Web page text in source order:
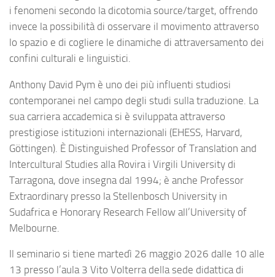
i fenomeni secondo la dicotomia source/target, offrendo
invece la possibilità di osservare il movimento attraverso
lo spazio e di cogliere le dinamiche di attraversamento dei
confini culturali e linguistici.
Anthony David Pym è uno dei più influenti studiosi
contemporanei nel campo degli studi sulla traduzione. La
sua carriera accademica si è sviluppata attraverso
prestigiose istituzioni internazionali (EHESS, Harvard,
Göttingen). È Distinguished Professor of Translation and
Intercultural Studies alla Rovira i Virgili University di
Tarragona, dove insegna dal 1994; è anche Professor
Extraordinary presso la Stellenbosch University in
Sudafrica e Honorary Research Fellow all’University of
Melbourne.
Il seminario si tiene martedì 26 maggio 2026 dalle 10 alle
13 presso l’aula 3 Vito Volterra della sede didattica di